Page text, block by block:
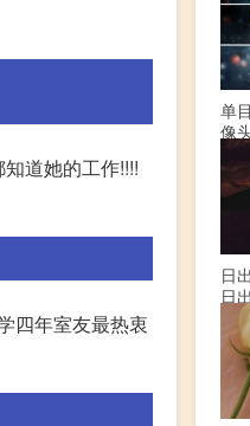
道她的工作!!!!
四年室友最热衷
单
像
日
日